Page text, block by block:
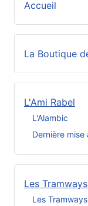
Accueil
La Boutique
L'Ami Rabel
L'Alambic
Dernière mise
Les
Les